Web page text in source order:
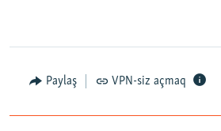
Paylaş VPN-siz açmaq